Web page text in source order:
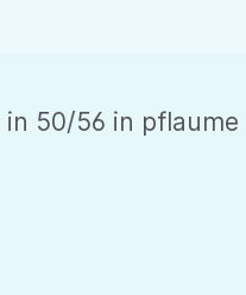
in 50/56 in pflaume